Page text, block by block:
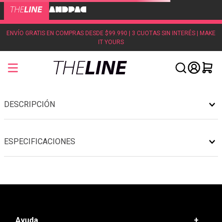
ENVÍO GRATIS EN COMPRAS DESDE $99.990 | 3 CUOTAS SIN INTERÉS | MAKE
IT YOURS
DESCRIPCIÓN
ESPECIFICACIONES